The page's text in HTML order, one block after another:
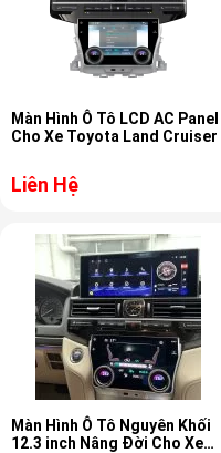
Màn Hình Ô Tô LCD AC Panel
Cho Xe Toyota Land Cruiser
Liên Hệ
Màn Hình Ô Tô Nguyên Khối
12.3 inch Nâng Đời Cho Xe